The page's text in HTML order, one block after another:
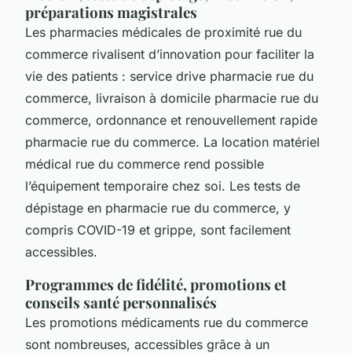
préparations magistrales
Les pharmacies médicales de proximité rue du
commerce rivalisent d’innovation pour faciliter la
vie des patients : service drive pharmacie rue du
commerce, livraison à domicile pharmacie rue du
commerce, ordonnance et renouvellement rapide
pharmacie rue du commerce. La location matériel
médical rue du commerce rend possible
l’équipement temporaire chez soi. Les tests de
dépistage en pharmacie rue du commerce, y
compris COVID-19 et grippe, sont facilement
accessibles.
Programmes de fidélité, promotions et
conseils santé personnalisés
Les promotions médicaments rue du commerce
sont nombreuses, accessibles grâce à un